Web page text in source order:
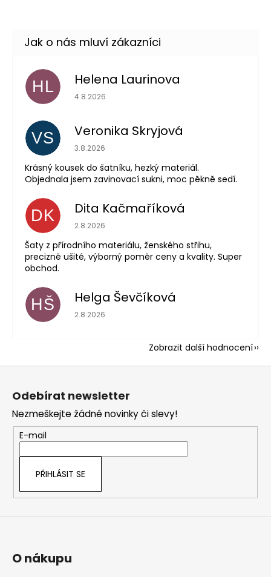
HL Helena Laurinova
Hodnocení obchodu je 5 z 5 hvězdiček.
4.8.2026
VS Veronika Skryjová
Hodnocení obchodu je 5 z 5 hvězdiček.
3.8.2026
Krásný kousek do šatníku, hezký materiál.
Objednala jsem zavinovací sukni, moc pěkně sedí.
DK Dita Kačmaříková
Hodnocení obchodu je 5 z 5 hvězdiček.
2.8.2026
Šaty z přírodního materiálu, ženského střihu,
precizně ušité, výborný poměr ceny a kvality. Super
obchod.
HŠ Helga Ševčíková
Hodnocení obchodu je 5 z 5 hvězdiček.
2.8.2026
Zobrazit další hodnocení
Z
Odebírat newsletter
Nezmeškejte žádné novinky či slevy!
E-mail
PŘIHLÁSIT SE
O nákupu